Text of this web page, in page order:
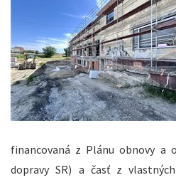
financovaná z Plánu obnovy a
dopravy SR) a časť z